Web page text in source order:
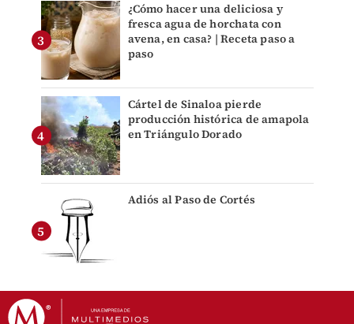
¿Cómo hacer una deliciosa y
fresca agua de horchata con
avena, en casa? | Receta paso a
paso
Cártel de Sinaloa pierde
producción histórica de amapola
en Triángulo Dorado
Adiós al Paso de Cortés